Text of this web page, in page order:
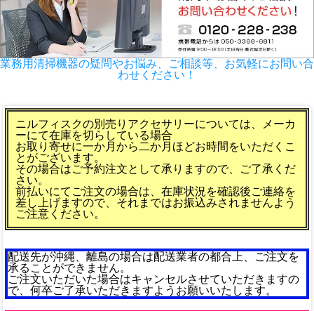
業務用清掃機器の疑問やお悩み、ご相談等、お気軽にお問い合
わせください！
ニルフィスクの別売りアクセサリーについては、メーカ
ーにて在庫を切らしている場合
お取り寄せに一か月から二か月ほどお時間をいただくこ
とがございます。
その場合はご予約注文として承りますので、ご了承くだ
さい。
前払いにてご注文の場合は、在庫状況を確認後ご連絡を
差し上げますので、それまではお振込みされませんよう
ご注意ください。
配送先が沖縄、離島の場合は配送業者の都合上、ご注文を
承ることができません。
ご注文いただいた場合はキャンセルさせていただきますの
で、何卒ご了承いただきますようお願いいたします。